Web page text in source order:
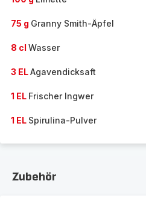
75 g Granny Smith-Äpfel
8 cl Wasser
3 ELAgavendicksaft
1 EL Frischer Ingwer
1 EL Spirulina-Pulver
Zubehör